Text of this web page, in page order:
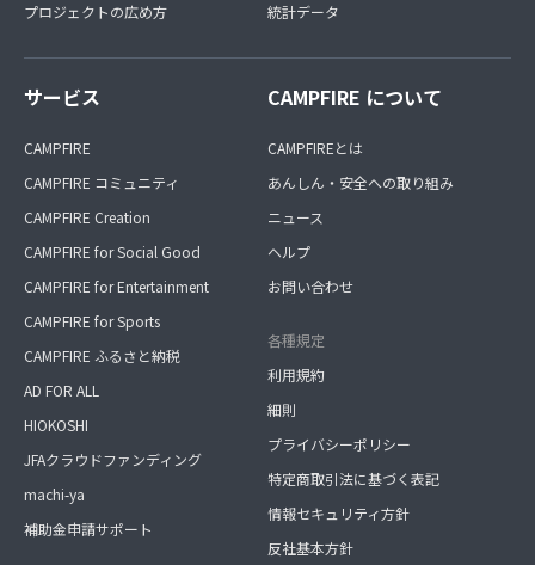
プロジェクトの広め方
統計データ
サービス
CAMPFIRE
CAMPFIRE コミュニティ
CAMPFIRE Creation
CAMPFIRE for Social Good
CAMPFIRE for Entertainment
CAMPFIRE for Sports
CAMPFIRE ふるさと納税
AD FOR ALL
HIOKOSHI
JFAクラウドファンディング
machi-ya
補助金申請サポート
CAMPFIRE について
CAMPFIREとは
あんしん・安全への取り組み
ニュース
ヘルプ
お問い合わせ
各種規定
利用規約
細則
プライバシーポリシー
特定商取引法に基づく表記
情報セキュリティ方針
反社基本方針